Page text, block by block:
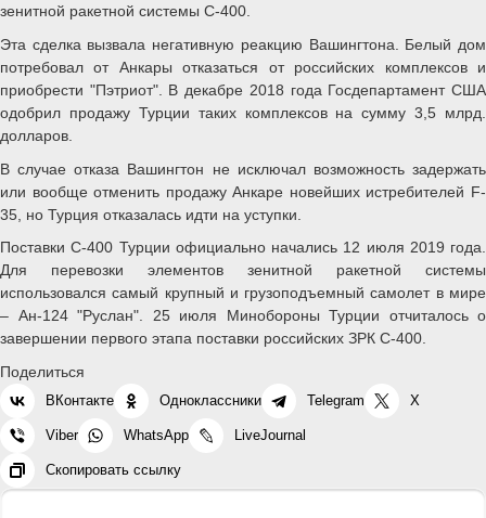
зенитной ракетной системы С-400.
Эта сделка вызвала негативную реакцию Вашингтона. Белый дом
потребовал от Анкары отказаться от российских комплексов и
приобрести "Пэтриот". В декабре 2018 года Госдепартамент США
одобрил продажу Турции таких комплексов на сумму 3,5 млрд.
долларов.
В случае отказа Вашингтон не исключал возможность задержать
или вообще отменить продажу Анкаре новейших истребителей F-
35, но Турция отказалась идти на уступки.
Поставки С-400 Турции официально начались 12 июля 2019 года.
Для перевозки элементов зенитной ракетной системы
использовался самый крупный и грузоподъемный самолет в мире
– Ан-124 "Руслан". 25 июля Минобороны Турции отчиталось о
завершении первого этапа поставки российских ЗРК С-400.
Поделиться
ВКонтакте Одноклассники Telegram X
Viber WhatsApp LiveJournal
Скопировать ссылку